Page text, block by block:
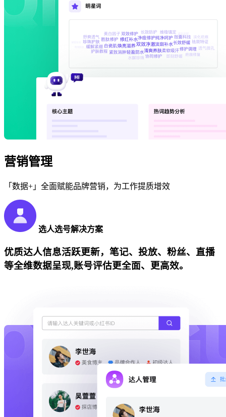
营销管理
「数据+」全面赋能品牌营销，为工作提质增效
选人选号解决方案
优质达人信息活跃更新，笔记、投放、粉丝、直播
等全维数据呈现,账号评估更全面、更高效。